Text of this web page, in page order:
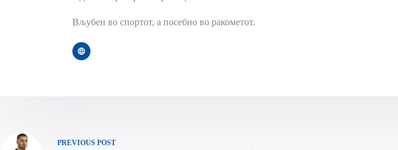
Вљубен во спортот, а посебно во ракометот.
PREVIOUS POST